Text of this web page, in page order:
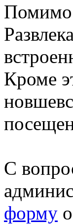
Помимо
Кроме
С
форму